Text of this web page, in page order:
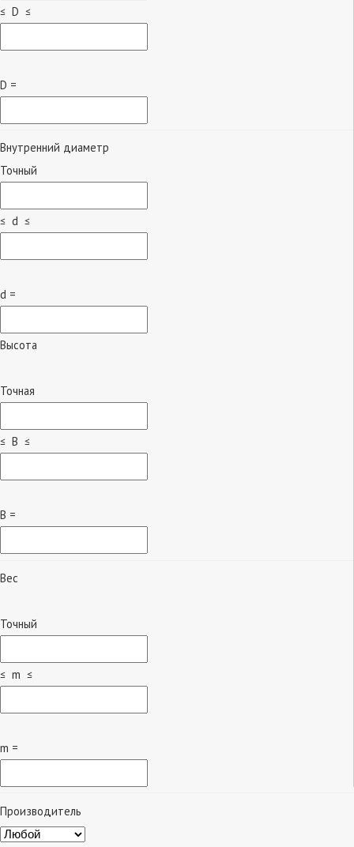
≤ D ≤
D =
Внутренний диаметр
Точный
≤ d ≤
d =
Высота
Точная
≤ B ≤
B =
Вес
Точный
≤ m ≤
m =
Производитель